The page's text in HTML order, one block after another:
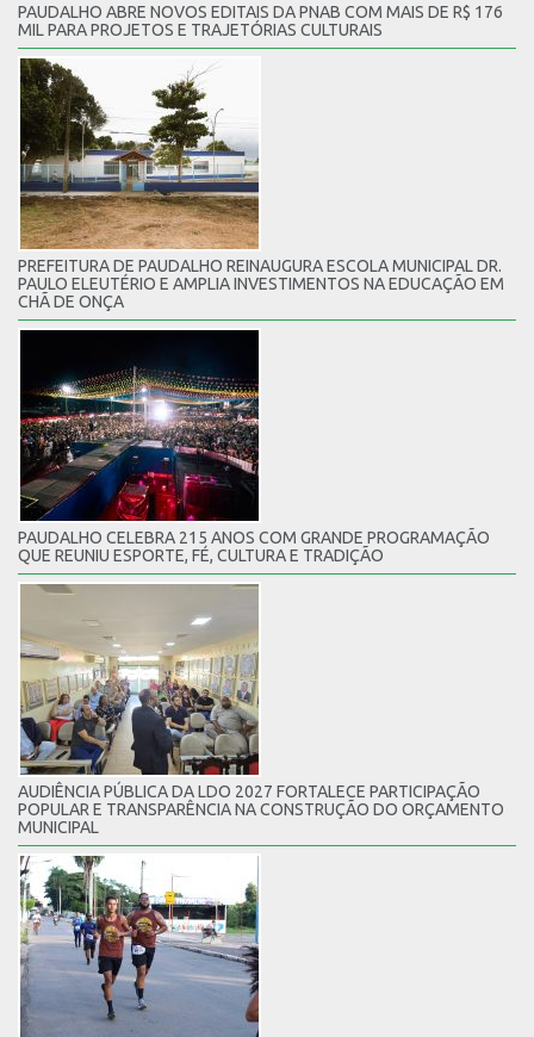
PAUDALHO ABRE NOVOS EDITAIS DA PNAB COM MAIS DE R$ 176
MIL PARA PROJETOS E TRAJETÓRIAS CULTURAIS
PREFEITURA DE PAUDALHO REINAUGURA ESCOLA MUNICIPAL DR.
PAULO ELEUTÉRIO E AMPLIA INVESTIMENTOS NA EDUCAÇÃO EM
CHÃ DE ONÇA
PAUDALHO CELEBRA 215 ANOS COM GRANDE PROGRAMAÇÃO
QUE REUNIU ESPORTE, FÉ, CULTURA E TRADIÇÃO
AUDIÊNCIA PÚBLICA DA LDO 2027 FORTALECE PARTICIPAÇÃO
POPULAR E TRANSPARÊNCIA NA CONSTRUÇÃO DO ORÇAMENTO
MUNICIPAL